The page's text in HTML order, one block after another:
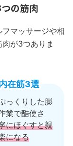
の筋肉
マッサージや相
が3つありま
在筋3選
っくりした膨
業で酷使さ
にほぐすと親
になる